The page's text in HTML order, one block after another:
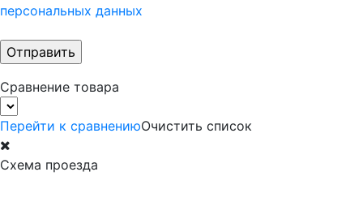
персональных данных
Сравнение товара
Перейти к сравнениюОчистить список
Схема проезда